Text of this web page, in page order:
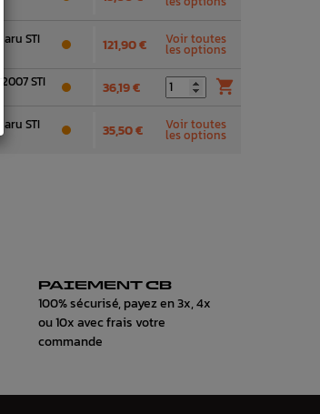
STI 121,90 € Voir toutes
les options
STI 36,19 € 
STI 35,50 € Voir toutes
les options
PAIEMENT CB
100% sécurisé, payez en 3x, 4x
ou 10x avec frais votre
commande